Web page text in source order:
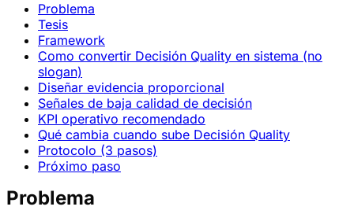
Problema
Tesis
Framework
Como convertir Decisión Quality en sistema (no
slogan)
Diseñar evidencia proporcional
Señales de baja calidad de decisión
KPI operativo recomendado
Qué cambia cuando sube Decisión Quality
Protocolo (3 pasos)
Próximo paso
Problema